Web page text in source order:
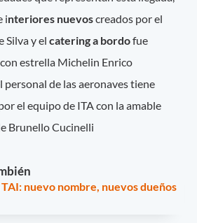
interiores nuevoscreados por el
Silva y elcatering a bordofue
estrella Michelin Enrico
personal de las aeronaves tiene
el equipo de ITA con la amable
Brunello Cucinelli
nuevo nombre, nuevos dueños